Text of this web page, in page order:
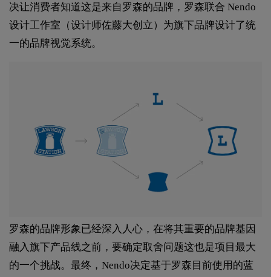
决让消费者知道这是来自罗森的品牌，罗森联合 Nendo
设计工作室（设计师佐藤大创立）为旗下品牌设计了统
一的品牌视觉系统。
罗森的品牌形象已经深入人心，在将其重要的品牌基因
融入旗下产品线之前，要确定取舍问题这也是项目最大
的一个挑战。最终，Nendo决定基于罗森目前使用的蓝